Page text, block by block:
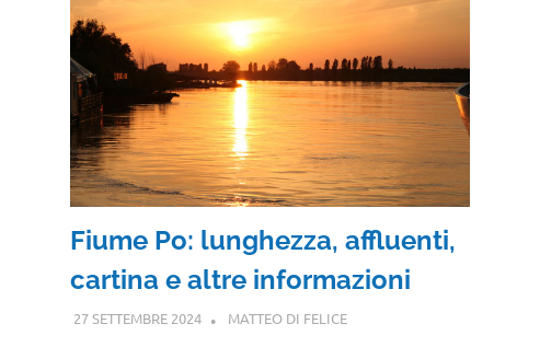
Fiume Po: lunghezza, affluenti,
cartina e altre informazioni
27 SETTEMBRE 2024 MATTEO DI FELICE